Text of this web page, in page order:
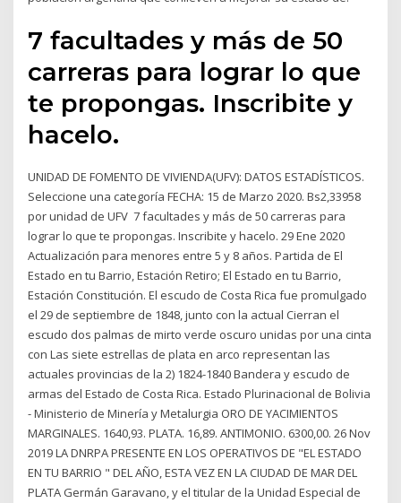
7 facultades y más de 50
carreras para lograr lo que
te propongas. Inscribite y
hacelo.
UNIDAD DE FOMENTO DE VIVIENDA(UFV): DATOS ESTADÍSTICOS.
Seleccione una categoría FECHA: 15 de Marzo 2020. Bs2,33958
por unidad de UFV 7 facultades y más de 50 carreras para
lograr lo que te propongas. Inscribite y hacelo. 29 Ene 2020
Actualización para menores entre 5 y 8 años. Partida de El
Estado en tu Barrio, Estación Retiro; El Estado en tu Barrio,
Estación Constitución. El escudo de Costa Rica fue promulgado
el 29 de septiembre de 1848, junto con la actual Cierran el
escudo dos palmas de mirto verde oscuro unidas por una cinta
con Las siete estrellas de plata en arco representan las
actuales provincias de la 2) 1824-1840 Bandera y escudo de
armas del Estado de Costa Rica. Estado Plurinacional de Bolivia
- Ministerio de Minería y Metalurgia ORO DE YACIMIENTOS
MARGINALES. 1640,93. PLATA. 16,89. ANTIMONIO. 6300,00. 26 Nov
2019 LA DNRPA PRESENTE EN LOS OPERATIVOS DE "EL ESTADO
EN TU BARRIO " DEL AÑO, ESTA VEZ EN LA CIUDAD DE MAR DEL
PLATA Germán Garavano, y el titular de la Unidad Especial de